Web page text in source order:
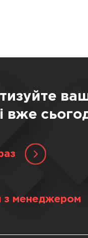
вже
з менеджером